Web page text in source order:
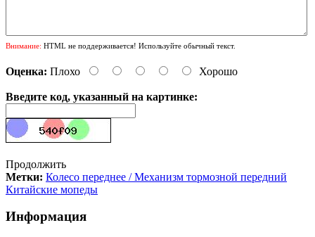
Внимание: HTML не поддерживается! Используйте обычный текст.
Оценка: Плохо Хорошо
Введите код, указанный на картинке:
Продолжить
Метки: Колесо переднее / Механизм тормозной передний
Китайские мопеды
Информация